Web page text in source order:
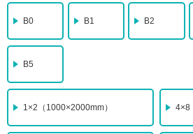
B0 B1 B2
B5
1×2 （1000×2000mm） 4×8